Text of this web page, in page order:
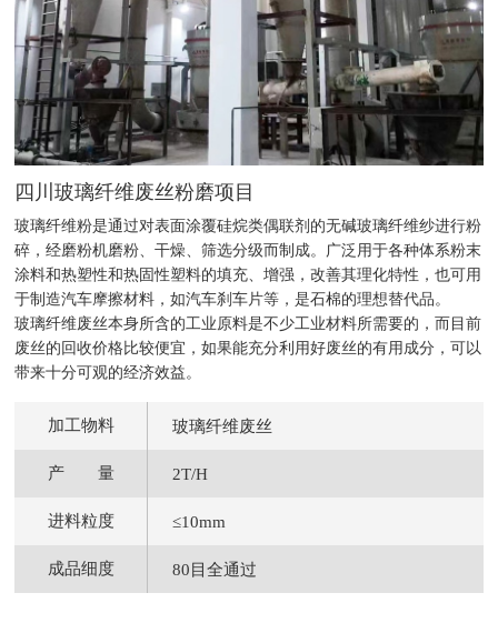
四川玻璃纤维废丝粉磨项目
玻璃纤维粉是通过对表面涂覆硅烷类偶联剂的无碱玻璃纤维纱进行粉
碎，经磨粉机磨粉、干燥、筛选分级而制成。广泛用于各种体系粉末
涂料和热塑性和热固性塑料的填充、增强，改善其理化特性，也可用
于制造汽车摩擦材料，如汽车刹车片等，是石棉的理想替代品。
玻璃纤维废丝本身所含的工业原料是不少工业材料所需要的，而目前
废丝的回收价格比较便宜，如果能充分利用好废丝的有用成分，可以
带来十分可观的经济效益。
加工物料 玻璃纤维废丝
产 量 2T/H
进料粒度 ≤10mm
成品细度 80目全通过